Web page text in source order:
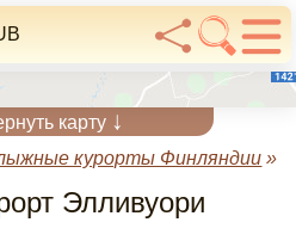
карту ↓
курорты Финляндии »
Элливуори